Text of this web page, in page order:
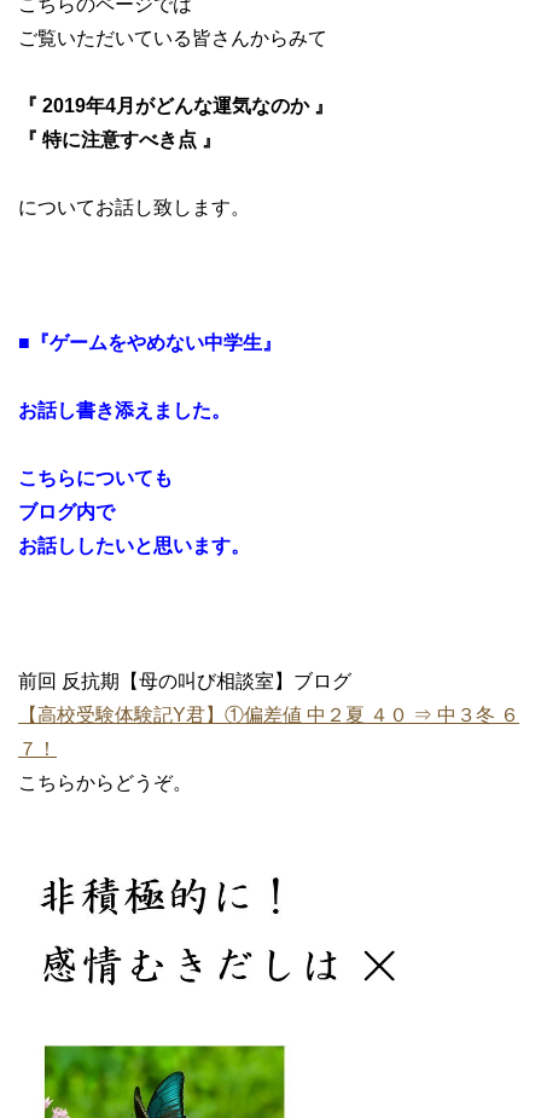
こちらのページでは
ご覧いただいている皆さんからみて
『 2019年4月がどんな運気なのか 』
『 特に注意すべき点 』
についてお話し致します。
■『ゲームをやめない中学生』
お話し書き添えました。
こちらについても
ブログ内で
お話ししたいと思います。
前回 反抗期【母の叫び相談室】ブログ
【高校受験体験記Y君】①偏差値 中２夏 ４０ ⇒ 中３冬 ６
７！
こちらからどうぞ。